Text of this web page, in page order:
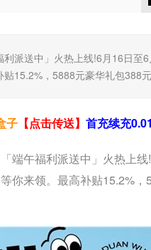
派送中」火热上线!6月16日至
15.2%，5888元豪华礼包388
子【点击传送】 首充续充
端午福利派送中」火热上
你来领。最高补贴15.2%